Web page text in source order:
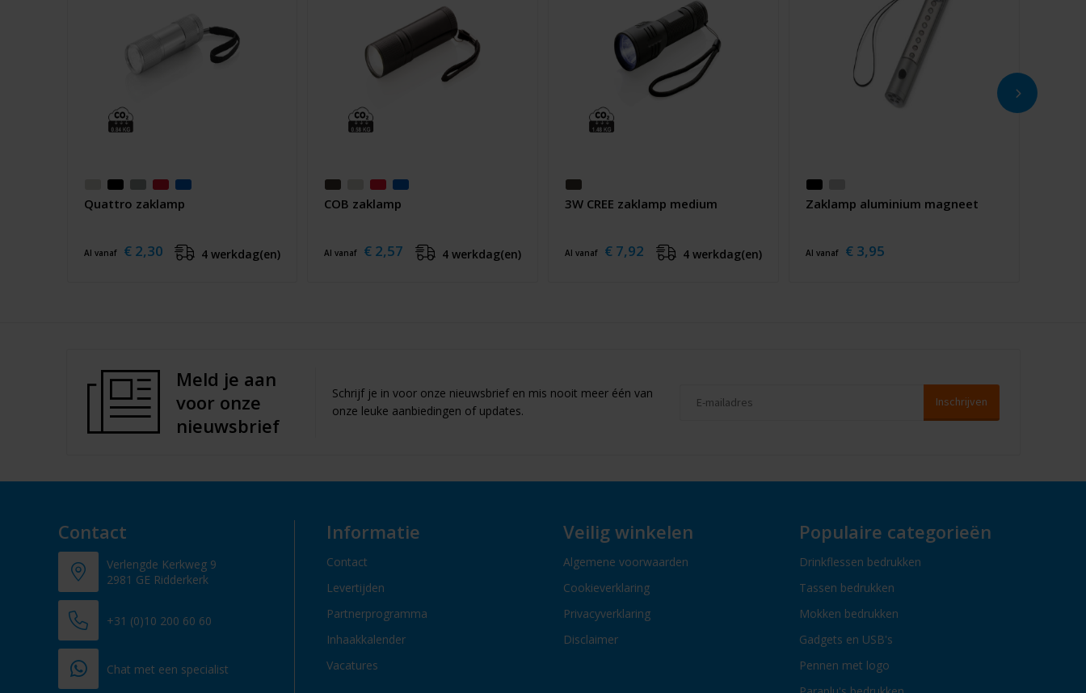
Quattro zaklamp
Al vanaf € 2,30 4 werkdag(en)
COB zaklamp
Al vanaf € 2,57 4 werkdag(en)
3W CREE zaklamp medium
Al vanaf € 7,92 4 werkdag(en)
Zaklamp aluminium magneet
Al vanaf € 3,95
Meld je aan
voor onze
nieuwsbrief
Schrijf je in voor onze nieuwsbrief en mis nooit meer één van
onze leuke aanbiedingen of updates.
Contact
Verlengde Kerkweg 9
2981 GE Ridderkerk
+31 (0)10 200 60 60
Chat met een specialist
Informatie
Contact
Levertijden
Partnerprogramma
Inhaakkalender
Vacatures
Veilig winkelen
Algemene voorwaarden
Cookieverklaring
Privacyverklaring
Disclaimer
Populaire categorieën
Drinkflessen bedrukken
Tassen bedrukken
Mokken bedrukken
Gadgets en USB's
Pennen met logo